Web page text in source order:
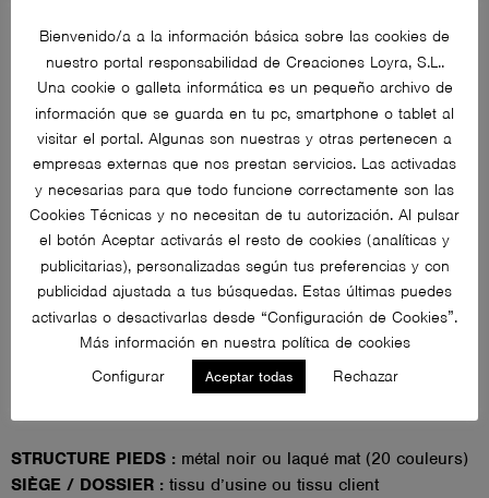
Finitions
STRUCTURE PIEDS : métal noir ou laqué mat (20 couleurs)
SIÈGE / DOSSIER : tissu d’usine ou tissu client
Bienvenido/a a la información básica sobre las cookies de
nuestro portal responsabilidad de Creaciones Loyra, S.L..
Una cookie o galleta informática es un pequeño archivo de
información que se guarda en tu pc, smartphone o tablet al
visitar el portal. Algunas son nuestras y otras pertenecen a
empresas externas que nos prestan servicios. Las activadas
y necesarias para que todo funcione correctamente son las
Cookies Técnicas y no necesitan de tu autorización. Al pulsar
el botón Aceptar activarás el resto de cookies (analíticas y
publicitarias), personalizadas según tus preferencias y con
publicidad ajustada a tus búsquedas. Estas últimas puedes
activarlas o desactivarlas desde “Configuración de Cookies”.
Más información en nuestra política de cookies
Configurar
Aceptar todas Rechazar